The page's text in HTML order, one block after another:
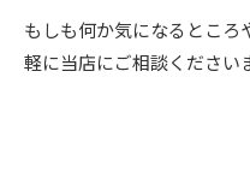
もしも何か気になるとこ
軽に当店にご相談ください